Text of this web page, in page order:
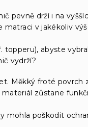
pevně drží i na
matraci v jakékoliv
abyste
vydrží?
Měkký froté povrch
materiál zůstane
mohla poškodit